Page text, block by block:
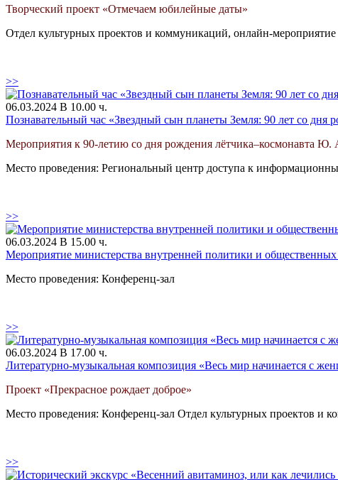
Творческий проект «Отмечаем юбилейные даты»
Отдел культурных проектов и коммуникаций, онлайн-мероприятие
>>
06.03.2024 В 10.00 ч.
Познавательный час «Звездный сын планеты Земля: 90 лет со дня
Мероприятия к 90-летию со дня рождения лётчика–космонавта Ю.
Место проведения: Региональный центр доступа к
>>
06.03.2024 В 15.00 ч.
Мероприятие министерства внутренней политики и
Место проведения: Конференц-зал
>>
06.03.2024 В 17.00 ч.
Литературно-музыкальная композиция «Весь мир начинается с
Проект «Прекрасное рождает доброе»
Место проведения: Конференц-зал Отдел культурных проектов и
>>